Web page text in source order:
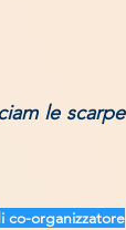
le scarpe
co-organizzatore